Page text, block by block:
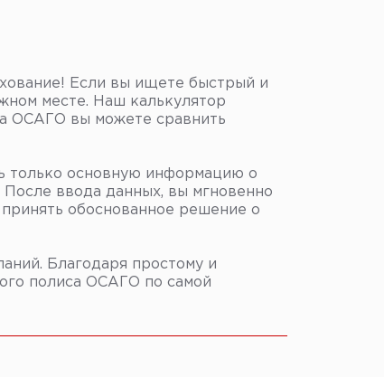
Если вы ищете быстрый и
месте. Наш калькулятор
ОСАГО вы можете сравнить
только основную информацию о
ввода данных, вы мгновенно
обоснованное решение о
Благодаря простому и
полиса ОСАГО по самой